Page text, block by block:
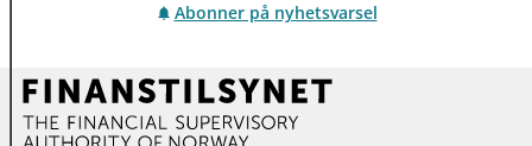
Abonner på nyhetsvarsel